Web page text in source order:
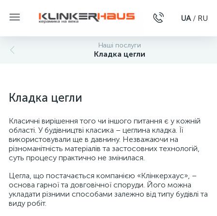
UA/ RU
Наші послуги
Кладка цегли
Кладка цегли
Класичні вирішення того чи іншого питання є у кожній
області. У будівництві класика – цеглина кладка. Її
використовували ще в давнину. Незважаючи на
різноманітність матеріалів та застосовних технологій,
суть процесу практично не змінилася.
Цегла, що постачається компанією «Клінкерхаус», –
основа гарної та довговічної споруди. Його можна
укладати різними способами залежно від типу будівлі та
виду робіт.